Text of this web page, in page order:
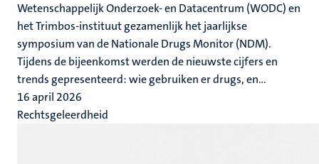
Wetenschappelijk Onderzoek- en Datacentrum (WODC) en
het Trimbos-instituut gezamenlijk het jaarlijkse
symposium van de Nationale Drugs Monitor (NDM).
Tijdens de bijeenkomst werden de nieuwste cijfers en
trends gepresenteerd: wie gebruiken er drugs, en...
16 april 2026
Rechtsgeleerdheid